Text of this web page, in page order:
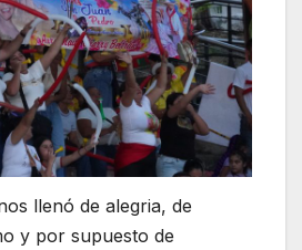
llenó de alegria, de
y por supuesto de